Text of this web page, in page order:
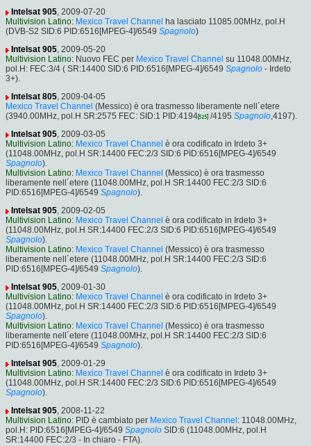
Intelsat 905, 2009-07-20
Multivision Latino: Mexico Travel Channel
ha lasciato 11085.00MHz, pol.H
(DVB-S2 SID:6 PID:6516[MPEG-4]/6549 Spagnolo)
Intelsat 905, 2009-05-20
Multivision Latino: Nuovo FEC per Mexico Travel Channel su 11048.00MHz,
pol.H: FEC:3/4 ( SR:14400 SID:6 PID:6516[MPEG-4]/6549 Spagnolo - Irdeto
3+).
Intelsat 805, 2009-04-05
Mexico Travel Channel (Messico) è ora trasmesso liberamente nell´etere
(3940.00MHz, pol.H SR:2575 FEC: SID:1 PID:4194
/4195 Spagnolo,4197).
Intelsat 905, 2009-03-05
Multivision Latino: Mexico Travel Channel è ora codificato in Irdeto 3+
(11048.00MHz, pol.H SR:14400 FEC:2/3 SID:6 PID:6516[MPEG-4]/6549
Spagnolo).
Multivision Latino: Mexico Travel Channel (Messico) è ora trasmesso
liberamente nell´etere (11048.00MHz, pol.H SR:14400 FEC:2/3 SID:6
PID:6516[MPEG-4]/6549 Spagnolo).
Intelsat 905, 2009-02-05
Multivision Latino: Mexico Travel Channel è ora codificato in Irdeto 3+
(11048.00MHz, pol.H SR:14400 FEC:2/3 SID:6 PID:6516[MPEG-4]/6549
Spagnolo).
Multivision Latino: Mexico Travel Channel (Messico) è ora trasmesso
liberamente nell´etere (11048.00MHz, pol.H SR:14400 FEC:2/3 SID:6
PID:6516[MPEG-4]/6549 Spagnolo).
Intelsat 905, 2009-01-30
Multivision Latino: Mexico Travel Channel è ora codificato in Irdeto 3+
(11048.00MHz, pol.H SR:14400 FEC:2/3 SID:6 PID:6516[MPEG-4]/6549
Spagnolo).
Multivision Latino: Mexico Travel Channel (Messico) è ora trasmesso
liberamente nell´etere (11048.00MHz, pol.H SR:14400 FEC:2/3 SID:6
PID:6516[MPEG-4]/6549 Spagnolo).
Intelsat 905, 2009-01-29
Multivision Latino: Mexico Travel Channel è ora codificato in Irdeto 3+
(11048.00MHz, pol.H SR:14400 FEC:2/3 SID:6 PID:6516[MPEG-4]/6549
Spagnolo).
Intelsat 905, 2008-11-22
Multivision Latino: PID è cambiato per Mexico Travel Channel : 11048.00MHz,
pol.H: PID:6516[MPEG-4]/6549 Spagnolo SID:6 (11048.00MHz, pol.H
SR:14400 FEC:2/3 - In chiaro - FTA).